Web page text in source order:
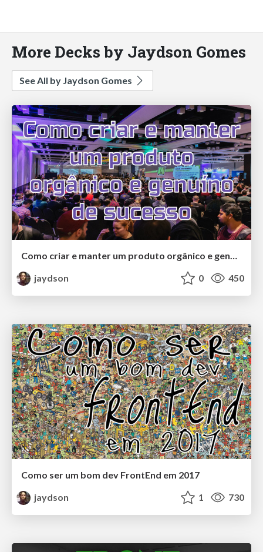
More Decks by Jaydson Gomes
See All by Jaydson Gomes
Como criar e manter um produto orgânico e genuíno de sucesso
jaydson
0 450
Como ser um bom dev FrontEnd em 2017
jaydson
1 730